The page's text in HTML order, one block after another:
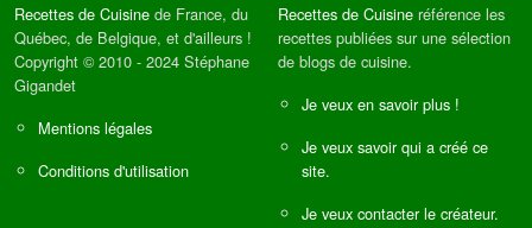
Recettes de Cuisine de France, du
Québec, de Belgique, et d'ailleurs !
Copyright © 2010 - 2024 Stéphane
Gigandet
Mentions légales
Conditions d'utilisation
Recettes de Cuisine référence les
recettes publiées sur une sélection
de blogs de cuisine.
Je veux en savoir plus !
Je veux savoir qui a créé ce
site.
Je veux contacter le créateur.